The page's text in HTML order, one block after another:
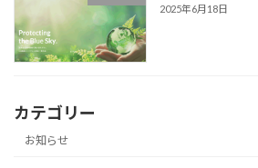
2025年6月18日
カテゴリー
お知らせ